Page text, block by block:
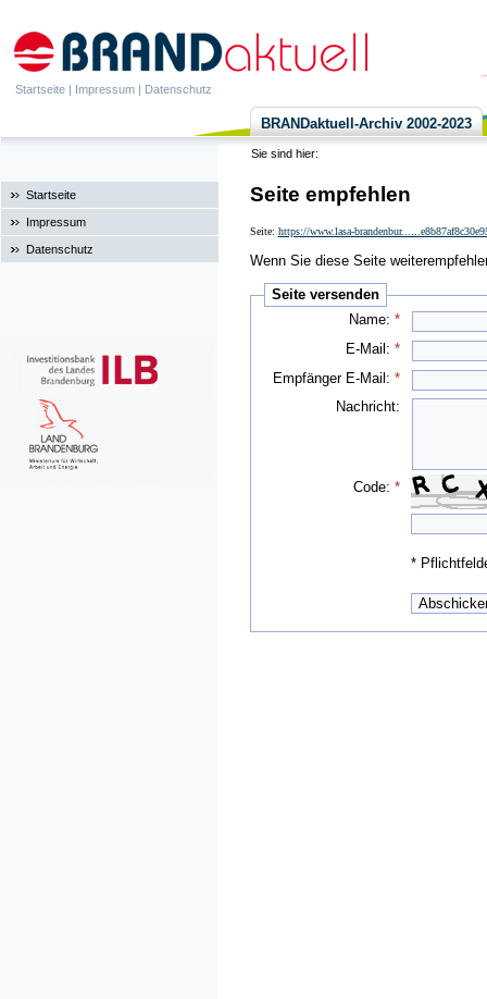
Startseite | Impressum | Datenschutz
BRANDaktuell-Archiv 2002-2023
Sie sind hier:
Startseite
Impressum
Datenschutz
Seite empfehlen
Seite: https://www.lasa-
Wenn Sie diese Seite
Seite versenden
Name:*
E-Mail:*
Empfänger E-Mail:*
Nachricht:
Code:*
*